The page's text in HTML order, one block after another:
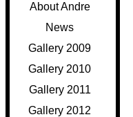
About Andre
News
Gallery 2009
Gallery 2010
Gallery 2011
Gallery 2012